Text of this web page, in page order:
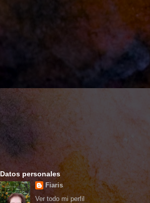
Datos personales
Fiaris
Ver todo mi perfil